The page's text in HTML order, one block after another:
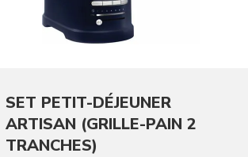
SET PETIT-DÉJEUNER
ARTISAN (GRILLE-PAIN 2
TRANCHES)